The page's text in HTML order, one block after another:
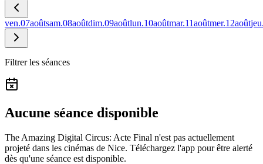
ven.07aoûtsam.08aoûtdim.09aoûtlun.10aoûtmar.11aoûtmer.12août
Filtrer les séances
Aucune séance disponible
The Amazing Digital Circus: Acte Final n'est pas actuellement
projeté dans les cinémas de Nice. Téléchargez l'app pour être alerté
dès qu'une séance est disponible.